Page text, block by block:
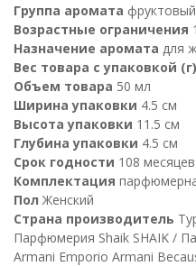
Группа аромата
Возрастные ограничения
Назначение аромата для
Вес товара с упаковкой (г)
Объем товара 50 мл
Ширина упаковки 4.5 см
Высота упаковки 11.5 см
Глубина упаковки 4.5 см
Срок годности 108 месяцев
Комплектация
Пол Женский
Страна производитель
Парфюмерия Shaik SHAIK /
Armani Emporio Armani